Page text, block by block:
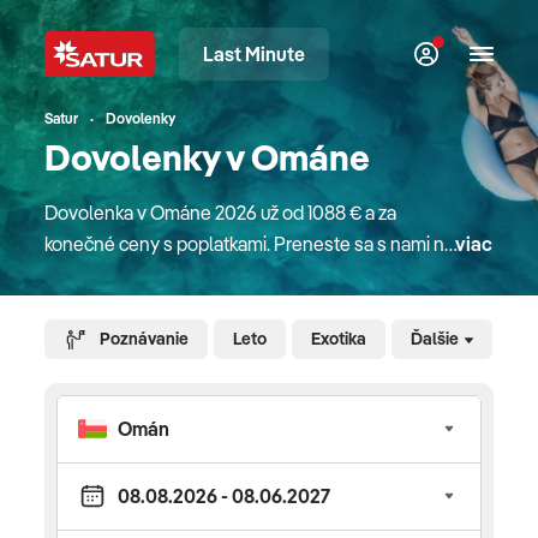
Last Minute
Satur Dovolenky
Dovolenky v Ománe
Dovolenka v Ománe 2026 už od 1088 € a za
konečné ceny s poplatkami. Preneste sa s nami na
moment do orientálnej krajiny, ktorá je snom
pevnosti, orientálne paláce, mešity či nefalšovaný
moderné mestá. Omán je krajinou mnohých tvárí,
ktorá je obmývaná arabským morom a ománskym
zálivom. Objavte spolu s nami úžasné prírodné
scenérie, ktoré nájdete len v Ománe. Aké letovisko
si vybrať? Muscat, historické, kultúrne a
viac
Ďalšie
Poznávanie Leto Exotika